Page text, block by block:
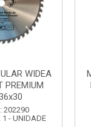
BRASFORT
231967
- UNIDADE